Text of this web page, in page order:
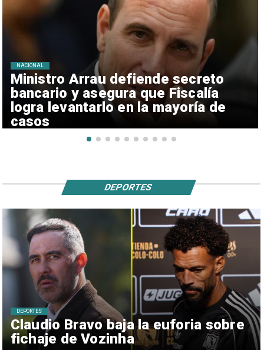
Ministro Arrau defiende secreto
bancario y asegura que Fiscalía
logra levantarlo en la mayoría de
casos
NACIONAL
Claudio Bravo baja la euforia sobre
fichaje de Vozinha
DEPORTES
DEPORTES